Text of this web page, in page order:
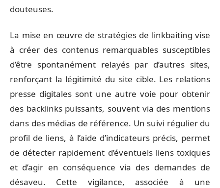
douteuses.
La mise en œuvre de stratégies de linkbaiting vise
à créer des contenus remarquables susceptibles
d’être spontanément relayés par d’autres sites,
renforçant la légitimité du site cible. Les relations
presse digitales sont une autre voie pour obtenir
des backlinks puissants, souvent via des mentions
dans des médias de référence. Un suivi régulier du
profil de liens, à l’aide d’indicateurs précis, permet
de détecter rapidement d’éventuels liens toxiques
et d’agir en conséquence via des demandes de
désaveu. Cette vigilance, associée à une